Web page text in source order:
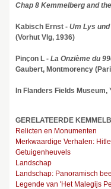
Chap 8 Kemmelberg and
Kabisch Ernst - Um Lys
(Vorhut Vlg, 1936)
Pinçon L - La Onzième du
Gaubert, Montmorency
In Flanders Fields Museum,
GERELATEERDE
Relicten en Monumenten
Merkwaardige Verhalen:
Getuigenheuvels
Landschap
Landschap: Panoramisch
Legende van 'Het Malegijs